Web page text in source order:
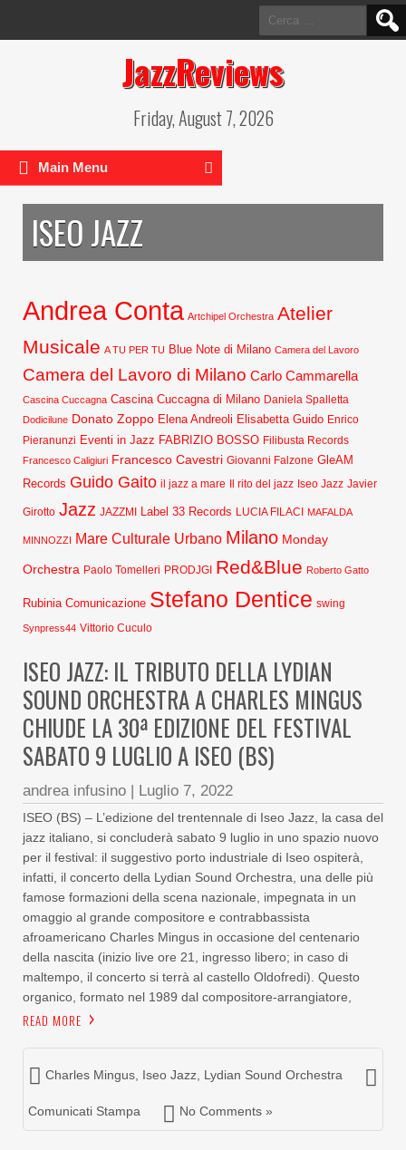
Ricerca
per:
JazzReviews
Friday, August 7, 2026
Main Menu
ISEO JAZZ
Andrea Conta Artchipel Orchestra Atelier
Musicale A TU PER TU Blue Note di Milano Camera del Lavoro
Camera del Lavoro di Milano Carlo Cammarella
Cascina Cuccagna Cascina Cuccagna di Milano Daniela Spalletta
Dodicilune Donato Zoppo Elena Andreoli Elisabetta Guido Enrico
Pieranunzi Eventi in Jazz FABRIZIO BOSSO Filibusta Records
Francesco Caligiuri Francesco Cavestri Giovanni Falzone GleAM
Records Guido Gaito il jazz a mare Il rito del jazz Iseo Jazz Javier
Girotto Jazz JAZZMI Label 33 Records LUCIA FILACI MAFALDA
MINNOZZI Mare Culturale Urbano Milano Monday
Orchestra Paolo Tomelleri PRODJGI Red&Blue Roberto Gatto
Rubinia Comunicazione Stefano Dentice swing
Synpress44 Vittorio Cuculo
ISEO JAZZ: IL TRIBUTO DELLA LYDIAN
SOUND ORCHESTRA A CHARLES MINGUS
CHIUDE LA 30ª EDIZIONE DEL FESTIVAL
SABATO 9 LUGLIO A ISEO (BS)
andrea infusino | Luglio 7, 2022
ISEO (BS) – L’edizione del trentennale di Iseo Jazz, la casa del
jazz italiano, si concluderà sabato 9 luglio in uno spazio nuovo
per il festival: il suggestivo porto industriale di Iseo ospiterà,
infatti, il concerto della Lydian Sound Orchestra, una delle più
famose formazioni della scena nazionale, impegnata in un
omaggio al grande compositore e contrabbassista
afroamericano Charles Mingus in occasione del centenario
della nascita (inizio live ore 21, ingresso libero; in caso di
maltempo, il concerto si terrà al castello Oldofredi). Questo
organico, formato nel 1989 dal compositore-arrangiatore,
READ MORE
Charles Mingus Iseo Jazz Lydian Sound Orchestra
Comunicati Stampa No Comments »